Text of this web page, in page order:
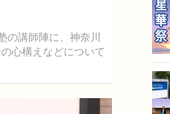
講師陣に、神奈川
心構えなどについて